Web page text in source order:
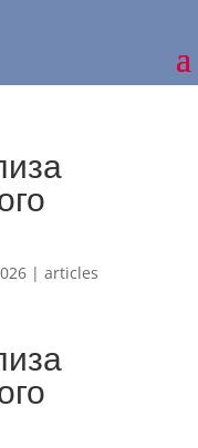
| articles